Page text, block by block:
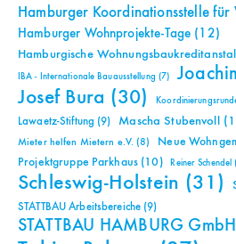
Hamburger Koordinationsstelle für
Hamburger Wohnprojekte-Tage (12)
Hamburgische
IBA - Internationale Bauausstellung (7)
Josef Bura (30)
Lawaetz-Stiftung (9) Mascha Stubenvoll
Mieter helfen Mietern e.V. (8) Neue
Projektgruppe Parkhaus (10) Reiner Schendel
Schleswig-Holstein (31)
STATTBAU Arbeitsbereiche (9)
STATTBAU HAMBURG GmbH